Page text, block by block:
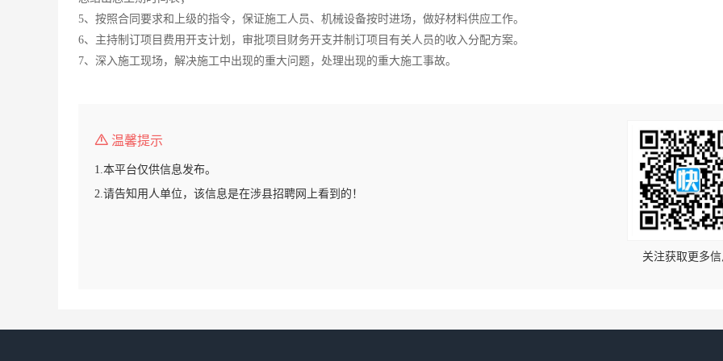
5、按照合同要求和上级的指令，保证施工人员、机械设备按时进场，做好材料供应工作。
6、主持制订项目费用开支计划，审批项目财务开支并制订项目有关人员的收入分配方案。
7、深入施工现场，解决施工中出现的重大问题，处理出现的重大施工事故。
温馨提示
1.本平台仅供信息发布。
2.请告知用人单位，该信息是在涉县招聘网上看到的！
关注获取更多